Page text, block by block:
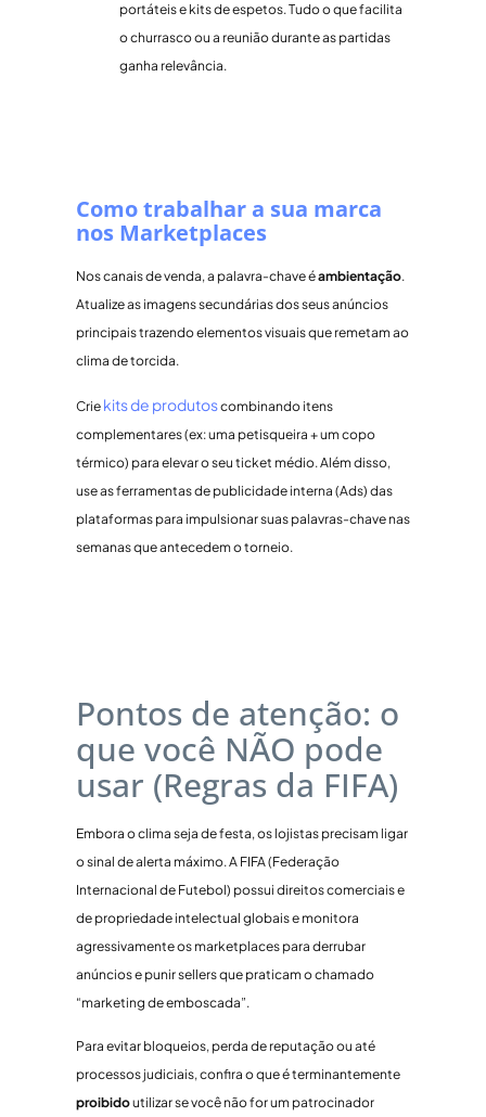
portáteis e kits de espetos. Tudo o que facilita
o churrasco ou a reunião durante as partidas
ganha relevância.
Como trabalhar a sua marca
nos Marketplaces
Nos canais de venda, a palavra-chave éambientação.
Atualize as imagens secundárias dos seus anúncios
principais trazendo elementos visuais que remetam ao
clima de torcida.
Crie kits de produtoscombinando itens
complementares (ex: uma petisqueira + um copo
térmico) para elevar o seu ticket médio. Além disso,
use as ferramentas de publicidade interna (Ads) das
plataformas para impulsionar suas palavras-chave nas
semanas que antecedem o torneio.
Pontos de atenção: o
que você NÃO pode
usar (Regras da FIFA)
Embora o clima seja de festa, os lojistas precisam ligar
o sinal de alerta máximo. A FIFA (Federação
Internacional de Futebol) possui direitos comerciais e
de propriedade intelectual globais e monitora
agressivamente os marketplaces para derrubar
anúncios e punir sellers que praticam o chamado
“marketing de emboscada”.
Para evitar bloqueios, perda de reputação ou até
processos judiciais, confira o que é terminantemente
proibidoutilizar se você não for um patrocinador